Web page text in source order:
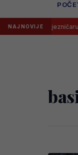
NAJNOVIJE
pobjedu Željezničaru na